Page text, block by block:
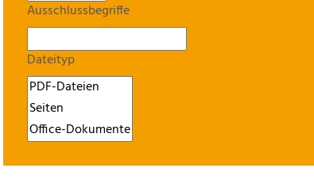
Ausschlussbegriffe
Dateityp